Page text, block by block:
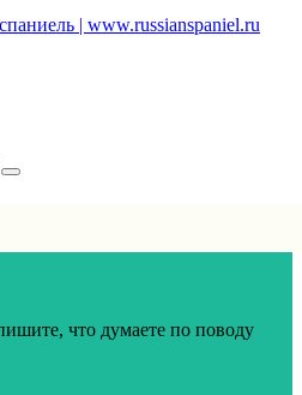
| www.russianspaniel.ru
Search
что думаете по поводу